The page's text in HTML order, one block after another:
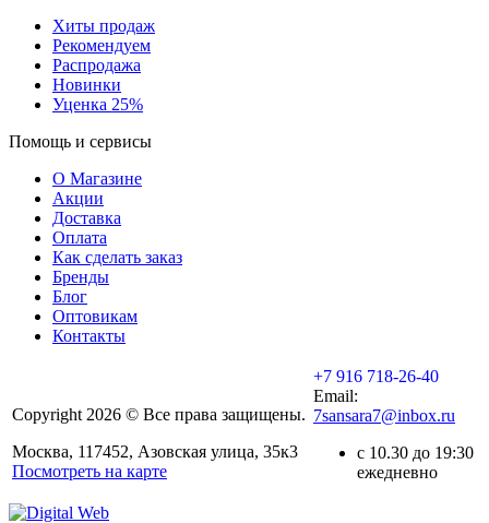
Хиты продаж
Рекомендуем
Распродажа
Новинки
Уценка 25%
Помощь и сервисы
О Магазине
Акции
Доставка
Оплата
Как сделать заказ
Бренды
Блог
Оптовикам
Контакты
Copyright 2026 © Все права защищены.
Москва, 117452, Азовская улица, 35к3
Посмотреть на карте
+7 916 718-26-40
Email:
7sansara7@inbox.ru
с 10.30 до 19:30
ежедневно